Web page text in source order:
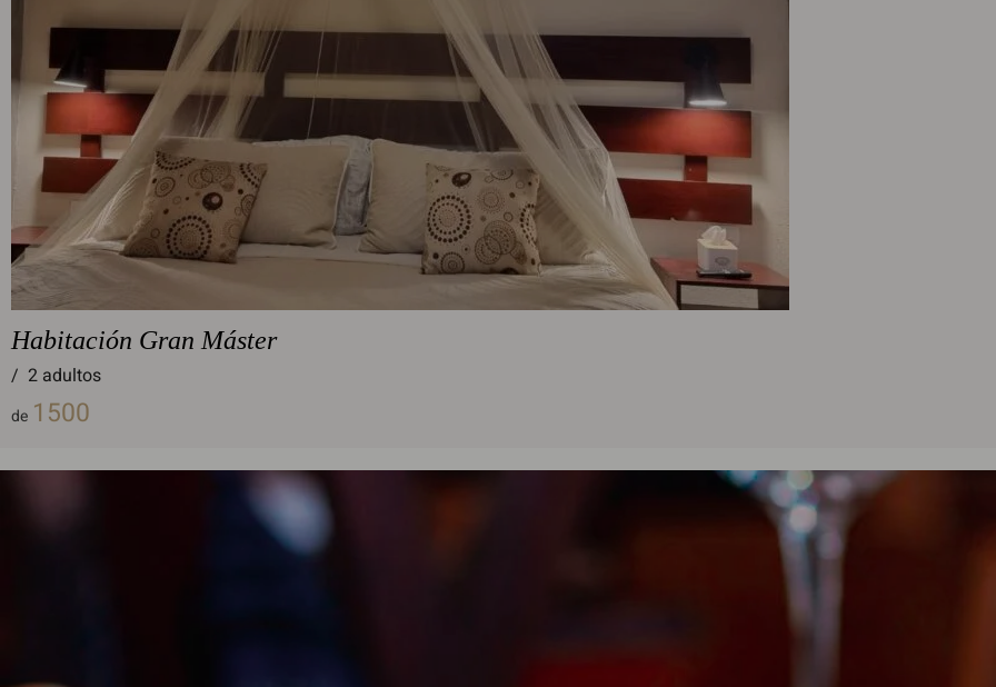
Habitación Gran Máster
/ 2 adultos
de 1500